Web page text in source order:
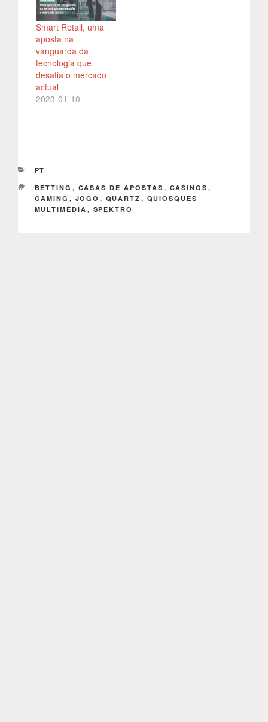
Smart Retail, uma
aposta na
vanguarda da
tecnologia que
desafia o mercado
actual
2023-01-10
CATEGORIAS
PT
ETIQUETAS
BETTING , CASAS DE APOSTAS , CASINOS ,
GAMING , JOGO , QUARTZ , QUIOSQUES
MULTIMÉDIA , SPEKTRO